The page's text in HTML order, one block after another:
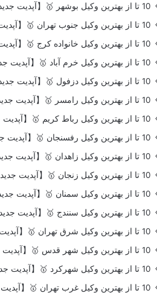
10 تا از بهترین وکیل بوشهر 🥇【آپدیت جدید】
10 تا از بهترین وکیل جنوب تهران 🥇【آپدیت جدید】
10 تا از بهترین وکیل خانواده کرج 🥇【آپدیت جدید】⚖️
10 تا از بهترین وکیل خرم آباد 🥇【آپدیت جدید】
10 تا از بهترین وکیل دزفول 🥇【آپدیت جدید】
10 تا از بهترین وکیل رامسر 🥇【آپدیت جدید】
10 تا از بهترین وکیل رباط کریم 🥇【آپدیت جدید】
10 تا از بهترین وکیل رفسنجان 🥇【آپدیت جدید】
10 تا از بهترین وکیل زاهدان 🥇【آپدیت جدید】
10 تا از بهترین وکیل زنجان 🥇【آپدیت جدید】
10 تا از بهترین وکیل سمنان 🥇【آپدیت جدید】
10 تا از بهترین وکیل سنندج 🥇【آپدیت جدید】
10 تا از بهترین وکیل شرق تهران 🥇【آپدیت جدید】
10 تا از بهترین وکیل شهر قدس 🥇【آپدیت جدید】
10 تا از بهترین وکیل شهرکرد 🥇【آپدیت جدید】
10 تا از بهترین وکیل غرب تهران 🥇【آپدیت جدید】